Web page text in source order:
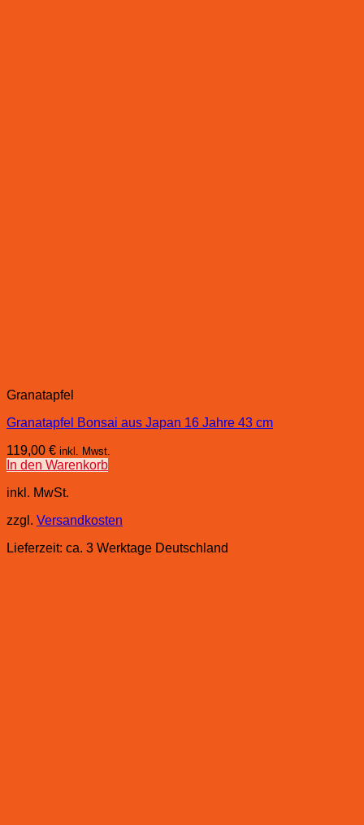
Granatapfel
Granatapfel Bonsai aus Japan 16 Jahre 43 cm
119,00 € inkl. Mwst.
In den Warenkorb
inkl. MwSt.
zzgl. Versandkosten
Lieferzeit: ca. 3 Werktage Deutschland